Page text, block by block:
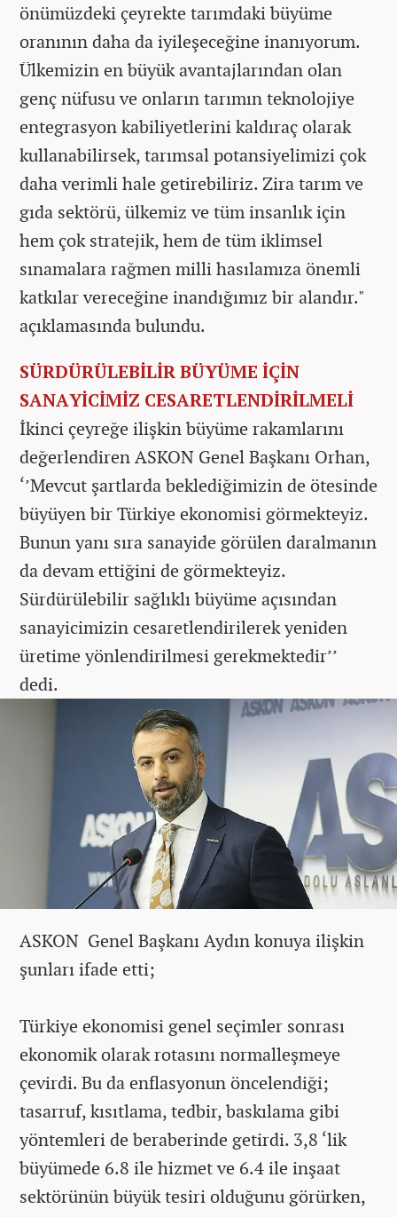
önümüzdeki çeyrekte tarımdaki büyüme
oranının daha da iyileşeceğine inanıyorum.
Ülkemizin en büyük avantajlarından olan
genç nüfusu ve onların tarımın teknolojiye
entegrasyon kabiliyetlerini kaldıraç olarak
kullanabilirsek, tarımsal potansiyelimizi çok
daha verimli hale getirebiliriz. Zira tarım ve
gıda sektörü, ülkemiz ve tüm insanlık için
hem çok stratejik, hem de tüm iklimsel
sınamalara rağmen milli hasılamıza önemli
katkılar vereceğine inandığımız bir alandır."
açıklamasında bulundu.
SÜRDÜRÜLEBİLİR BÜYÜME İÇİN
SANAYİCİMİZ CESARETLENDİRİLMELİ
İkinci çeyreğe ilişkin büyüme rakamlarını
değerlendiren ASKON Genel Başkanı Orhan,
‘’Mevcut şartlarda beklediğimizin de ötesinde
büyüyen bir Türkiye ekonomisi görmekteyiz.
Bunun yanı sıra sanayide görülen daralmanın
da devam ettiğini de görmekteyiz.
Sürdürülebilir sağlıklı büyüme açısından
sanayicimizin cesaretlendirilerek yeniden
üretime yönlendirilmesi gerekmektedir’’
dedi.
ASKON Genel Başkanı Aydın konuya ilişkin
şunları ifade etti;
Türkiye ekonomisi genel seçimler sonrası
ekonomik olarak rotasını normalleşmeye
çevirdi. Bu da enflasyonun öncelendiği;
tasarruf, kısıtlama, tedbir, baskılama gibi
yöntemleri de beraberinde getirdi. 3,8 ‘lik
büyümede 6.8 ile hizmet ve 6.4 ile inşaat
sektörünün büyük tesiri olduğunu görürken,